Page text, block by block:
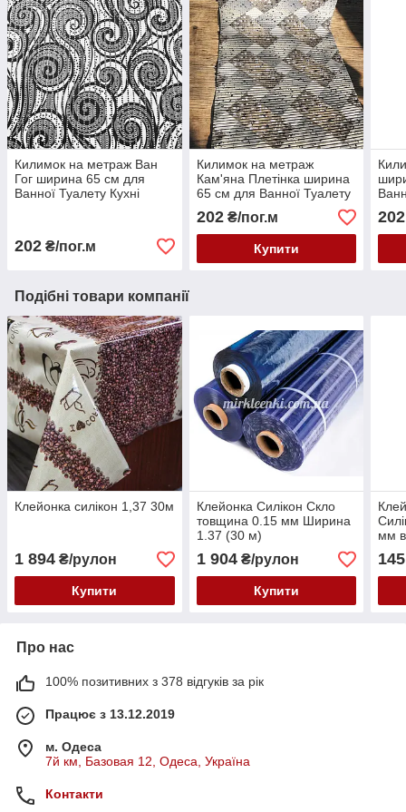
Килимок на метраж Ван
Гог ширина 65 см для
Ванної Туалету Кухні
202 ₴/пог.м
Килимок на метраж
Кам'яна Плетінка ширина
65 см для Ванної Туалету
Кухні Коридор Доріжка
Аквамат
202₴/пог.м
Купити
202
Подібні товари компанії
Клейонка силікон 1,37 30м
1 894 ₴/рулон
Купити
Клейонка Силікон Скло
товщина 0.15 мм Ширина
1.37 (30 м)
1 904₴/рулон
Купити
мм
145
Про нас
100% позитивних з 378 відгуків за рік
Працює з 13.12.2019
м. Одеса
7й км, Базовая 12, Одеса, Україна
Контакти